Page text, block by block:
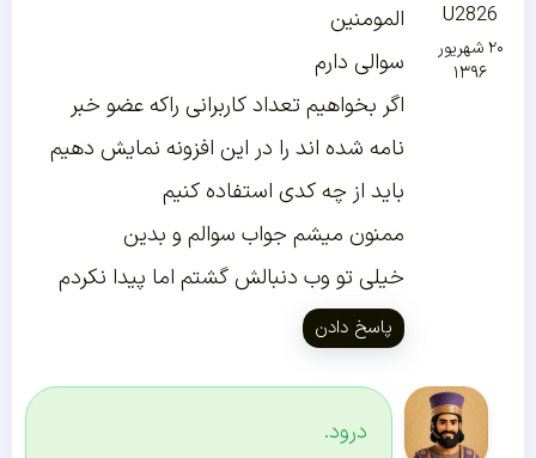
U2826
۲۰ شهریور
۱۳۹۶
المومنین
سوالی دارم
اگر بخواهیم تعداد کاربرانی راکه عضو خبر
نامه شده اند را در این افزونه نمایش دهیم
باید از چه کدی استفاده کنیم
ممنون میشم جواب سوالم و بدین
خیلی تو وب دنبالش گشتم اما پیدا نکردم
پاسخ دادن
درود.